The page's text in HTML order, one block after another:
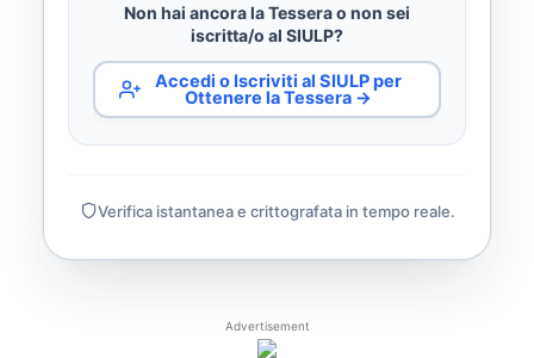
Non hai ancora la Tessera o non sei
iscritta/o al SIULP?
Accedi o Iscriviti al SIULP per
Ottenere la Tessera →
Verifica istantanea e crittografata in tempo reale.
Advertisement